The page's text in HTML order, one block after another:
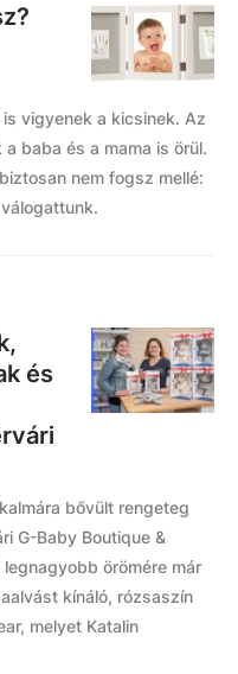
vigyenek a kicsinek. Az
baba és a mama is örül.
nem fogsz mellé:
és
bővült rengeteg
G-Baby Boutique &
örömére már
kínáló, rózsaszín
melyet Katalin